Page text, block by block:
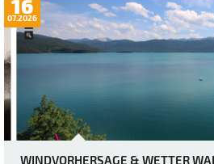
16
07.2026
WINDVORHERSAGE & WETTER